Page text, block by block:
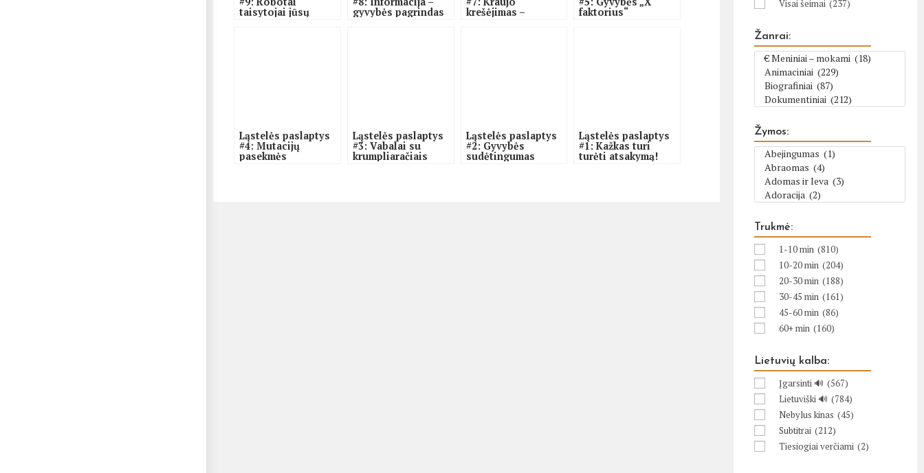
taisytojai jūsų gyvybės pagrindas krešėjimas – faktorius“
Ląstelės paslaptys
#4: Mutacijų
pasekmės
Ląstelės paslaptys
#3: Vabalai su
krumpliaračiais
Ląstelės paslaptys
#2: Gyvybės
sudėtingumas
Ląstelės paslaptys
#1: Kažkas turi
turėti atsakymą!
Visai šeimai (237)
Žanrai:
Žymos:
Trukmė:
1-10 min (810)
10-20 min (204)
20-30 min (188)
30-45 min (161)
45-60 min (86)
60+ min (160)
Lietuvių kalba:
Įgarsinti 🔊 (567)
Lietuviški 🔊 (784)
Nebylus kinas (45)
Subtitrai (212)
Tiesiogiai verčiami (2)